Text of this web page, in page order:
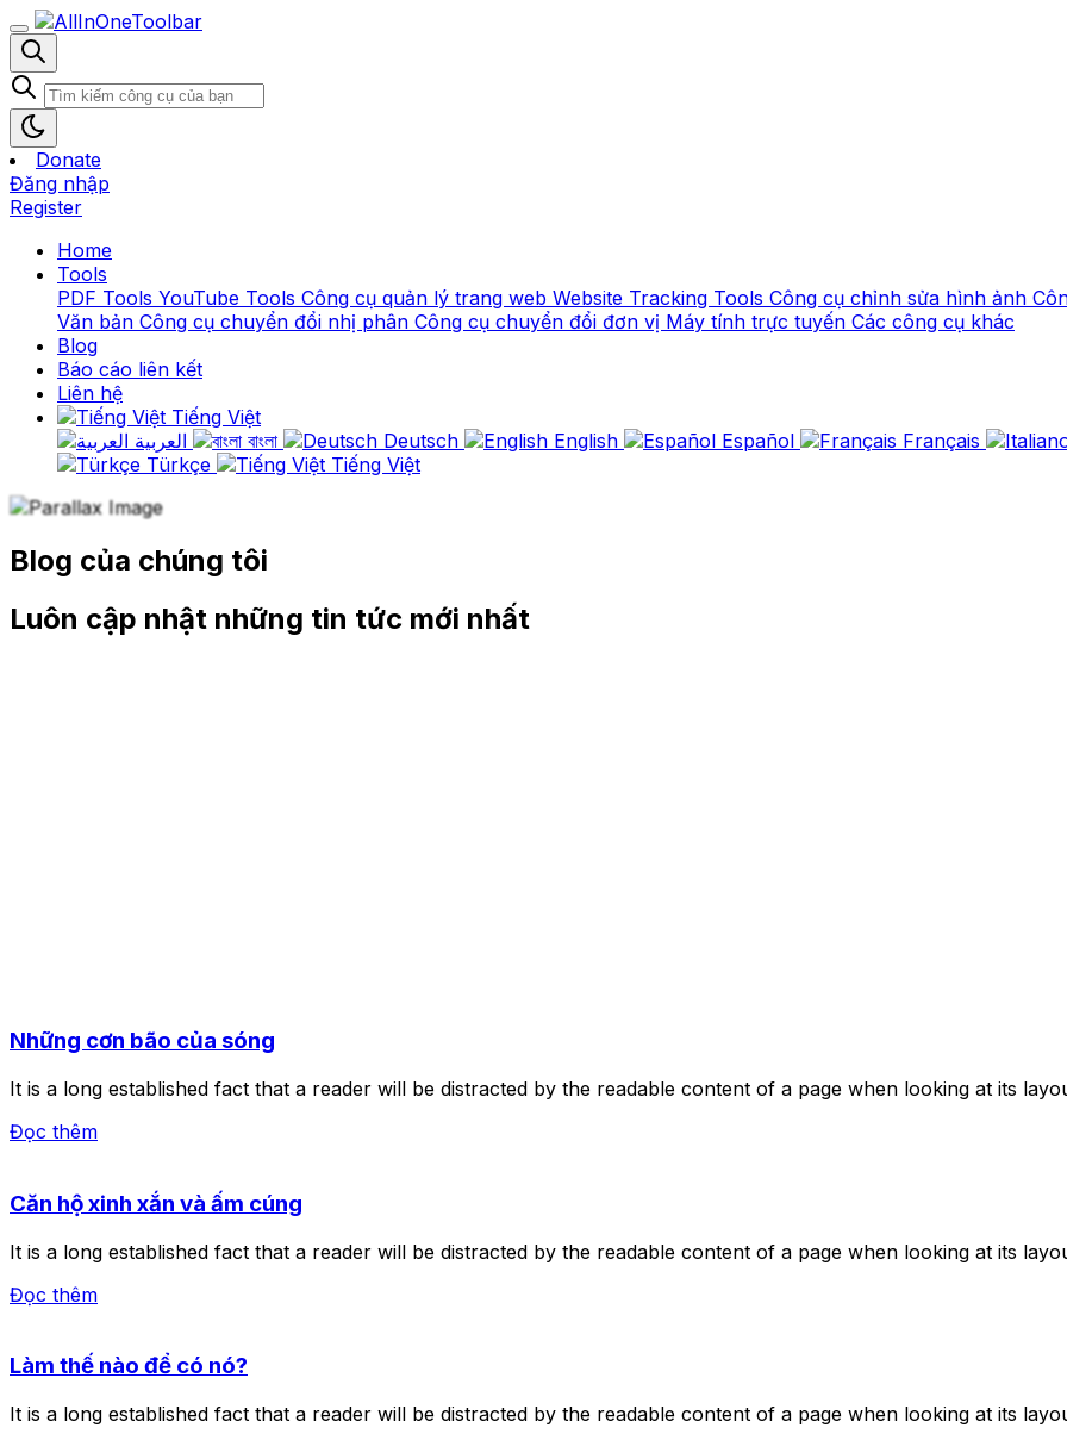
Donate
Đăng nhập
Register
Home
Tools
PDF Tools YouTube Tools Công cụ quản lý trang web Website Tracking Tools Công cụ chỉnh sửa hình ảnh
Văn bản Công cụ chuyển đổi nhị phân Công cụ chuyển đổi đơn vị Máy tính trực tuyến Các công cụ khác
Blog
Báo cáo liên kết
Liên hệ
Tiếng Việt
বাংলা Deutsch English Español Français
Türkçe
Tiếng Việt
Blog của chúng tôi
Luôn cập nhật những tin tức mới nhất
Những cơn bão của sóng
It is a long established fact that a reader will be distracted by the readable content of a page when looking at its
Đọc thêm
Căn hộ xinh xắn và ấm cúng
It is a long established fact that a reader will be distracted by the readable content of a page when looking at its
Đọc thêm
Làm thế nào để có nó?
It is a long established fact that a reader will be distracted by the readable content of a page when looking at its